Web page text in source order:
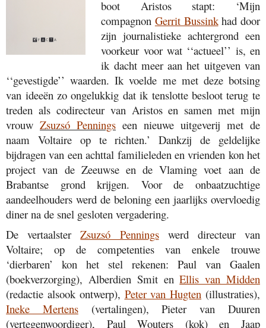
boot Aristos stapt: ‘Mijn
compagnon Gerrit Bussinkhad door
zijn journalistieke achtergrond een
voorkeur voor wat ‘‘actueel’’ is, en
ik dacht meer aan het uitgeven van
‘‘gevestigde’’ waarden. Ik voelde me met deze botsing
van ideeën zo ongelukkig dat ik tenslotte besloot terug te
treden als codirecteur van Aristos en samen met mijn
vrouwZsuzsó Pennings een nieuwe uitgeverij met de
naam Voltaire op te richten.’ Dankzij de geldelijke
bijdragen van een achttal familieleden en vrienden kon het
project van de Zeeuwse en de Vlaming voet aan de
Brabantse grond krijgen. Voor de onbaatzuchtige
aandeelhouders werd de beloning een jaarlijks overvloedig
diner na de snel gesloten vergadering.
De vertaalsterZsuzsó Penningswerd directeur van
Voltaire; op de competenties van enkele trouwe
‘dierbaren’ kon het stel rekenen: Paul van Gaalen
(boekverzorging), Alberdien Smit enEllis van Midden
(redactie alsook ontwerp), Peter van Hugten (illustraties),
Ineke Mertens(vertalingen), Pieter van Duuren
(vertegenwoordiger), Paul Wouters (kok) en Jaap